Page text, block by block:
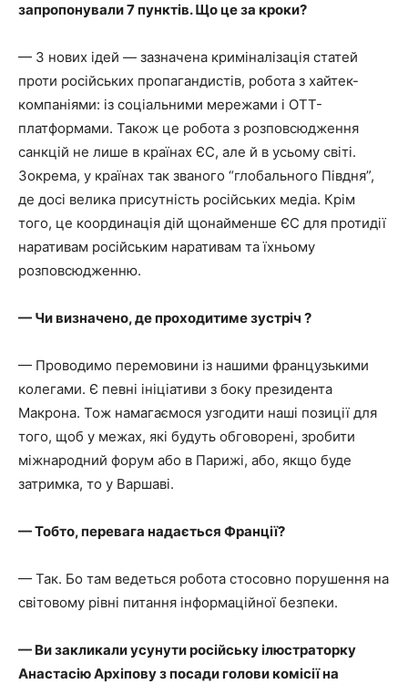
запропонували 7 пунктів. Що це за кроки?
— З нових ідей — зазначена криміналізація статей
проти російських пропагандистів, робота з хайтек-
компаніями: із соціальними мережами і ОТТ-
платформами. Також це робота з розповсюдження
санкцій не лише в країнах ЄС, але й в усьому світі.
Зокрема, у країнах так званого “глобального Півдня”,
де досі велика присутність російських медіа. Крім
того, це координація дій щонайменше ЄС для протидії
наративам російським наративам та їхньому
розповсюдженню.
— Чи визначено, де проходитиме зустріч ?
— Проводимо перемовини із нашими французькими
колегами. Є певні ініціативи з боку президента
Макрона. Тож намагаємося узгодити наші позиції для
того, щоб у межах, які будуть обговорені, зробити
міжнародний форум або в Парижі, або, якщо буде
затримка, то у Варшаві.
— Тобто, перевага надається Франції?
— Так. Бо там ведеться робота стосовно порушення на
світовому рівні питання інформаційної безпеки.
— Ви закликали усунути російську ілюстраторку
Анастасію Архіпову з посади голови комісії на